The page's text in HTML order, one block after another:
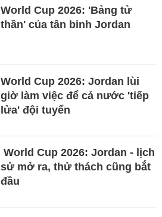
World Cup 2026: 'Bảng tử
thần' của tân binh Jordan
World Cup 2026: Jordan lùi
giờ làm việc để cả nước 'tiếp
lửa' đội tuyển
World Cup 2026: Jordan - lịch
sử mở ra, thử thách cũng bắt
đầu